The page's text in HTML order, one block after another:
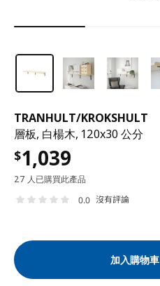
TRANHULT/KROKSHULT
層板, 白楊木, 120x30 公分
$1,039
27 人已購買此產品
0.0 沒有評論
加入購物車